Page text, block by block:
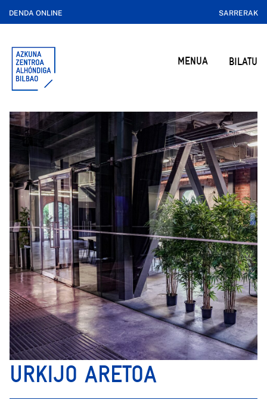
DENDA ONLINE SARRERAK
MENUA BILATU
URKIJO ARETOA